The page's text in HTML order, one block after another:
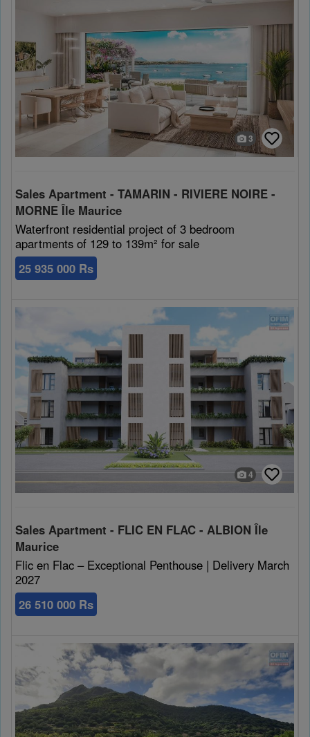
3
Sales Apartment - TAMARIN - RIVIERE NOIRE -
MORNE Île Maurice
Waterfront residential project of 3 bedroom
apartments of 129 to 139m² for sale
25 935 000 Rs
4
Sales Apartment - FLIC EN FLAC - ALBION Île
Maurice
Flic en Flac – Exceptional Penthouse | Delivery March
2027
26 510 000 Rs